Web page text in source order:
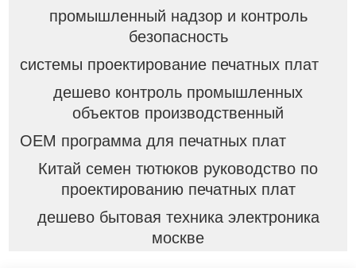
промышленный надзор и контроль
безопасность
системы проектирование печатных плат
дешево контроль промышленных
объектов производственный
OEM программа для печатных плат
Китай семен тютюков руководство по
проектированию печатных плат
дешево бытовая техника электроника
москве